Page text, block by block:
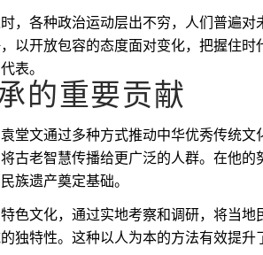
，各种政治运动层出不穷，人们普遍
以开放包容的态度面对变化，把握住
表。
的重要贡献
堂文通过多种方式推动中华优秀传统
古老智慧传播给更广泛的人群。在他
族遗产奠定基础。
色文化，通过实地考察和调研，将当
独特性。这种以人为本的方法有效提